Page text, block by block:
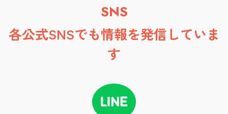
SNS
各公式SNSでも情報を発信していま
す